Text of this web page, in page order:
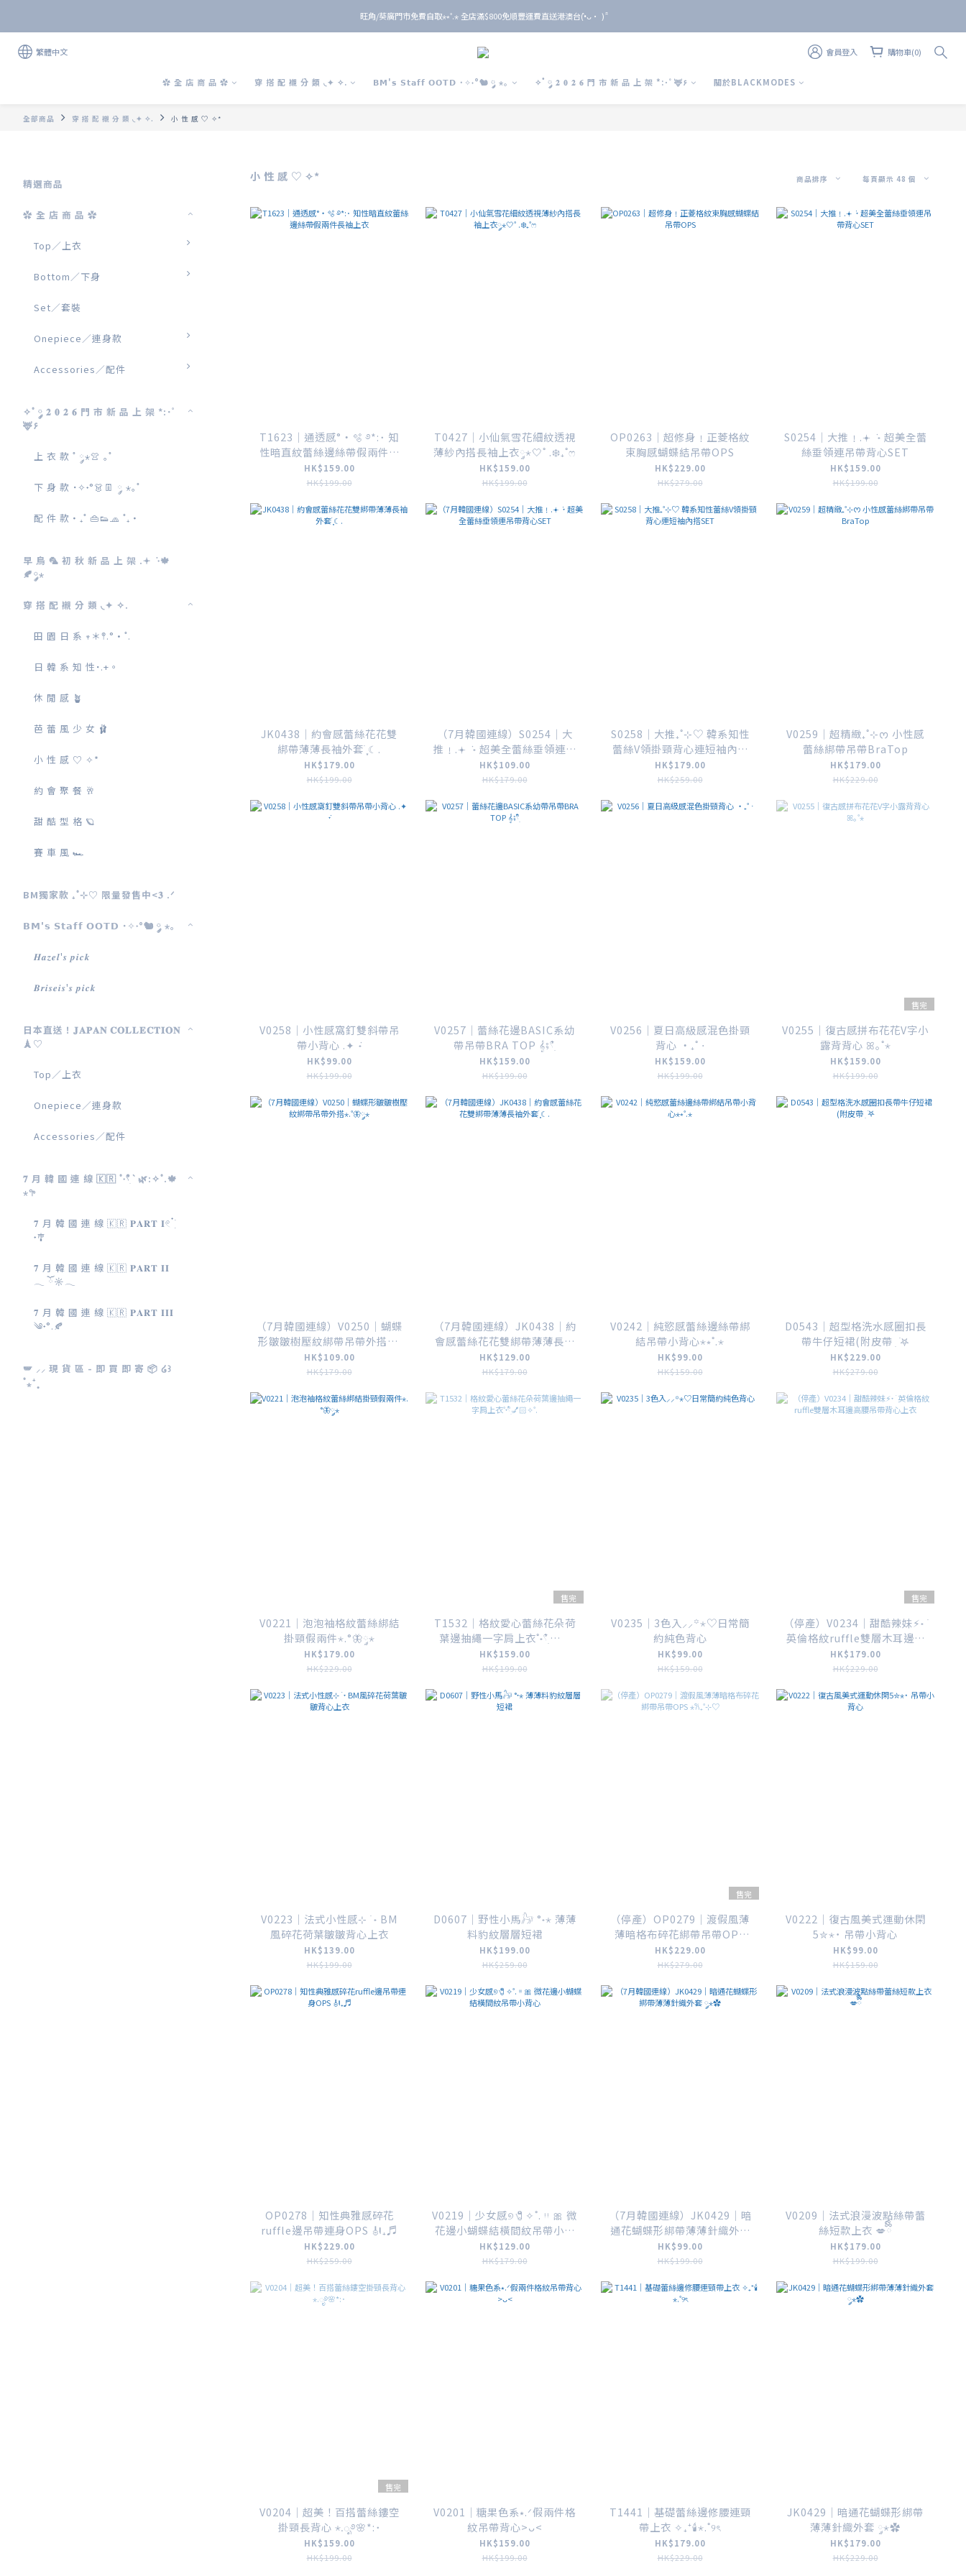
旺角/葵廣門市免費自取⋆⭒˚.⋆ 全店滿$800免順豐運費直送港澳台(•̀ᴗ• ) ̑̑
單 筆 消 費 滿 $ 6 0 0 即 送 全 年 9 折 會 員
繁體中文 會員登入 購物車(0)
✿ 全 店 商 品 ✿ 穿 搭 配 襯 分 類 ◟✦ ✧. 𝗕𝗠'𝘀 𝗦𝘁𝗮𝗳𝗳 𝗢𝗢𝗧𝗗 ˙✧˖°🐿️ ༘ ⋆｡ ✧˚ ༘ 𝟐 𝟎 𝟐 𝟔 門 市 新 品 上 架 *:･ﾟ🦌۶ 關於BLACKMODES
全部商品 穿 搭 配 襯 分 類 ◟✦ ✧. 小 性 感 ♡ ✧*
精選商品
✿ 全 店 商 品 ✿
Top／上衣
Bottom／下身
Set／套裝
Onepiece／連身款
Accessories／配件
✧˚ ༘ 𝟐 𝟎 𝟐 𝟔 門 市 新 品 上 架 *:･ﾟ
🦌۶
上 衣 款 ˚ ༘⋆👚 ｡˚
下 身 款 ˙✧˖°👗👖 ༘ ⋆｡˚
配 件 款‎‧₊˚ 👜👟🧢 ˚₊‧
早 鳥 🦜 初 秋 新 品 上 架 .𖥔 ݁ ˖🍁
🍂༘⋆
穿 搭 配 襯 分 類 ◟✦ ✧.
田 園 日 系 𖥧＊𖤣‪‪.° ·˚.
日 韓 系 知 性˙.+。
休 閒 感 🪴
芭 蕾 風 少 女 🩰
小 性 感 ♡ ✧*
約 會 聚 餐 🥂
甜 酷 型 格 🪐
賽 車 風 🏎
BM獨家款 ₊˚⊹♡ 限量發售中<𝟑 .ᐟ
𝗕𝗠'𝘀 𝗦𝘁𝗮𝗳𝗳 𝗢𝗢𝗧𝗗 ˙✧˖°🐿️ ༘ ⋆｡
𝑯𝒂𝒛𝒆𝒍'𝒔 𝒑𝒊𝒄𝒌
𝑩𝒓𝒊𝒔𝒆𝒊𝒔'𝒔 𝒑𝒊𝒄𝒌
日本直送！𝐉𝐀𝐏𝐀𝐍 𝐂𝐎𝐋𝐋𝐄𝐂𝐓𝐈𝐎𝐍
🗼♡
Top／上衣
Onepiece／連身款
Accessories／配件
𝟕 月 韓 國 連 線 🇰🇷 ˚˖𓍢ִ໋`🌿:✧˚.🍁
⋆𖧧
𝟕 月 韓 國 連 線 🇰🇷 𝐏𝐀𝐑𝐓 𝐈𓏲 ๋࣭ ࣪
˖🎐
𝟕 月 韓 國 連 線 🇰🇷 𝐏𝐀𝐑𝐓 𝐈𝐈
𓂃 ོ☼𓂃
𝟕 月 韓 國 連 線 🇰🇷 𝐏𝐀𝐑𝐓 𝐈𝐈𝐈
༄˖°.🍂
🪽 ⸝⸝ 現 貨 區 - 即 買 即 寄 📦 ໒꒱
˚⁎⁺˳
小 性 感 ♡ ✧* 商品排序 每頁顯示 48 個
T1623｜通透感°‧🫧 ࿔*:･ 知
性暗直紋蕾絲邊絲帶假兩件長
袖上衣
HK$159.00
HK$199.00
T0427｜小仙氣雪花細紋透視
薄紗內搭長袖上衣༘⋆🤍˚ .❄️₊˚ෆ
HK$159.00
HK$199.00
OP0263｜超修身﹗正菱格紋
束胸感蝴蝶結吊帶OPS
HK$229.00
HK$279.00
S0254｜大推﹗.𖥔 ݁ ˖ 超美全蕾
絲垂領連吊帶背心SET
HK$159.00
HK$199.00
JK0438｜約會感蕾絲花花雙
綁帶薄薄長袖外套࣪ ִֶָ☾.
HK$179.00
HK$199.00
（7月韓國連線）S0254｜大
推﹗.𖥔 ݁ ˖ 超美全蕾絲垂領連吊
帶背心SET
HK$109.00
HK$179.00
S0258｜大推₊˚⊹♡ 韓系知性
蕾絲V領掛頸背心連短袖內搭
SET
HK$179.00
HK$259.00
V0259｜超精緻₊˚⊹ᰔ 小性感
蕾絲綁帶吊帶BraTop
HK$179.00
HK$229.00
V0258｜小性感窩釘雙斜帶吊
帶小背心 .✦ ݁˖
HK$99.00
HK$199.00
V0257｜蕾絲花邊BASIC系幼
帶吊帶BRA TOP 𝄞⨾𓍢ִ໋
HK$159.00
HK$199.00
V0256｜夏日高級感混色掛頸
背心 ‧₊˚ ⋅
HK$159.00
HK$199.00
售完
V0255｜復古感拼布花花V字小
露背背心 ꕤ｡˚⋆
HK$159.00
HK$199.00
（7月韓國連線）V0250｜蝴蝶
形皺皺樹壓紋綁帶吊帶外搭⋆.˚
🦋༘⋆
HK$109.00
HK$179.00
（7月韓國連線）JK0438｜約
會感蕾絲花花雙綁帶薄薄長袖
外套࣪ ִֶָ☾.
HK$129.00
HK$179.00
V0242｜純慾感蕾絲邊絲帶綁
結吊帶小背心⋆⭒˚.⋆
HK$99.00
HK$159.00
D0543｜超型格洗水感圈扣長
帶牛仔短裙(附皮帶 ִ ࣪𖤐
HK$229.00
HK$279.00
V0221｜泡泡袖格紋蕾絲綁結
掛頸假兩件⋆.°🦋༘⋆
HK$179.00
HK$229.00
售完
T1532｜格紋愛心蕾絲花朵荷
葉邊抽繩一字肩上衣˚˖𓍢ִ໋💅🏻
✧˚.
HK$159.00
HK$199.00
V0235｜3色入⸝⸝꙳⋆♡日常簡
約純色背心
HK$99.00
HK$159.00
售完
（停產）V0234｜甜酷辣妹⚡︎˖ ࣪
英倫格紋ruffle雙層木耳邊高
腰吊帶背心上衣
HK$179.00
HK$229.00
V0223｜法式小性感⊹ ࣪ ˖ BM
風碎花荷葉皺皺背心上衣
HK$139.00
HK$199.00
D0607｜野性小馬𓃗 °˖⋆ 薄薄
料豹紋層層短裙
HK$199.00
HK$259.00
售完
（停產）OP0279｜渡假風薄
薄暗格布碎花綁帶吊帶OPS
⋆𐙚₊˚⊹♡
HK$229.00
HK$279.00
V0222｜復古風美式運動休閑
5✮⋆˙ 吊帶小背心
HK$99.00
HK$159.00
OP0278｜知性典雅感碎花
ruffle邊吊帶連身OPS 🎻₊♬
HK$229.00
HK$259.00
V0219｜少女感୭🧷✧˚. ᵎᵎ 🎀 微
花邊小蝴蝶結橫間紋吊帶小背
心
HK$129.00
HK$179.00
（7月韓國連線）JK0429｜暗
通花蝴蝶形綁帶薄薄針織外套
༘⋆✿
HK$99.00
HK$199.00
V0209｜法式浪漫波點絲帶蕾
絲短款上衣 💋ྀིྀི
HK$179.00
HK$199.00
售完
V0204｜超美！百搭蕾絲鏤空
掛頸長背心 ⋆.ೃ࿔🌸*:･
HK$159.00
HK$199.00
V0201｜糖果色系⭑.ᐟ假兩件格
紋吊帶背心>ᴗ<
HK$159.00
HK$199.00
T1441｜基礎蕾絲邊修腰連頸
帶上衣 ✧₊⁺🕯⋆.˚୨ৎ
HK$179.00
HK$229.00
JK0429｜暗通花蝴蝶形綁帶
薄薄針織外套 ༘⋆✿
HK$179.00
HK$229.00